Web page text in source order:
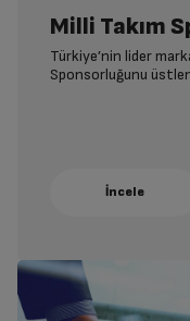
Milli Takım
Türkiye’nin lider
Sponsorluğunu